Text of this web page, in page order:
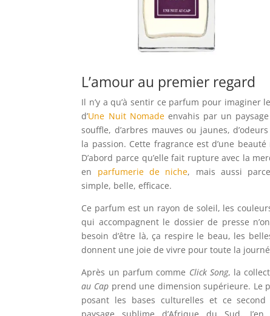
L’amour au premier regard
Il n’y a qu’à sentir ce parfum pour imaginer
d’Une Nuit Nomadeenvahis par un
souffle, d’arbres mauves ou jaunes,
la passion. Cette fragrance est d’une beauté
D’abord parce qu’elle fait rupture avec la
en parfumerie de niche, mais aussi
simple, belle, efficace.
Ce parfum est un rayon de soleil, les
qui accompagnent le dossier de presse
besoin d’être là, ça respire le beau, les
donnent une joie de vivre pour toute la
Après un parfum comme Click Song, la
au Capprend une dimension supérieure. Le
posant les bases culturelles et ce